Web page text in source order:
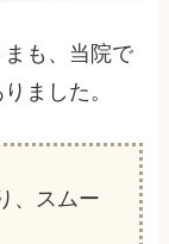
も、当院で
ました。
、スムー